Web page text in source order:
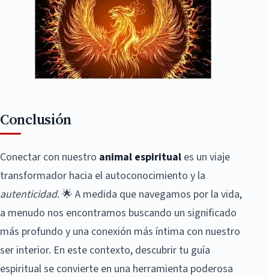
Conclusión
Conectar con nuestro animal espiritual es un viaje
transformador hacia el autoconocimiento y la
autenticidad. 🌟 A medida que navegamos por la vida,
a menudo nos encontramos buscando un significado
más profundo y una conexión más íntima con nuestro
ser interior. En este contexto, descubrir tu guía
espiritual se convierte en una herramienta poderosa